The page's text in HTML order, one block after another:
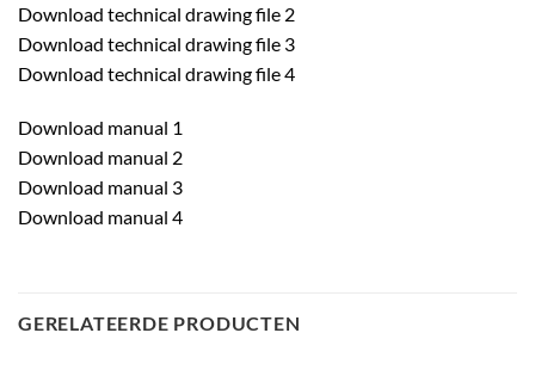
Download technical drawing file 2
Download technical drawing file 3
Download technical drawing file 4
Download manual 1
Download manual 2
Download manual 3
Download manual 4
GERELATEERDE PRODUCTEN